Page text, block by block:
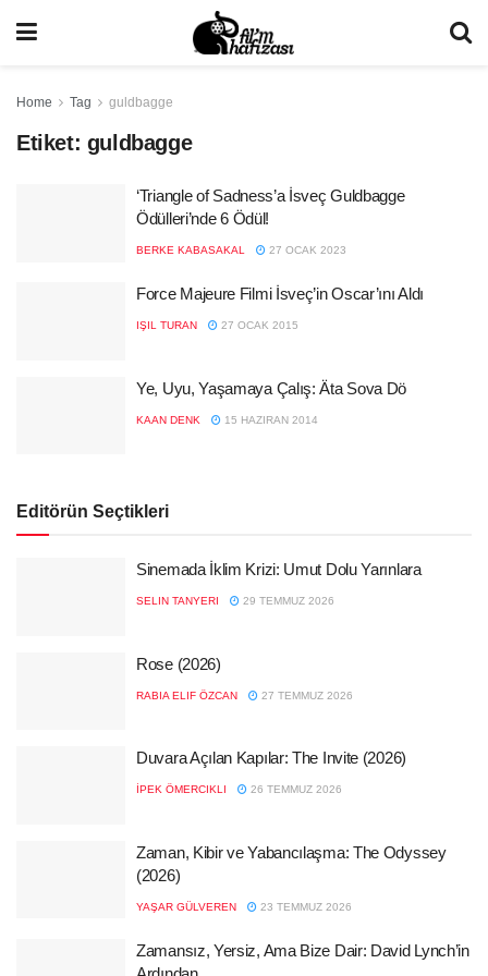
Home Tag guldbagge
Etiket: guldbagge
‘Triangle of Sadness’a İsveç Guldbagge
Ödülleri’nde 6 Ödül!
BERKE KABASAKAL 27 OCAK 2023
Force Majeure Filmi İsveç’in Oscar’ını Aldı
IŞIL TURAN 27 OCAK 2015
Ye, Uyu, Yaşamaya Çalış: Äta Sova Dö
KAAN DENK 15 HAZIRAN 2014
Editörün Seçtikleri
Sinemada İklim Krizi: Umut Dolu Yarınlara
SELIN TANYERI 29 TEMMUZ 2026
Rose (2026)
RABIA ELIF ÖZCAN 27 TEMMUZ 2026
Duvara Açılan Kapılar: The Invite (2026)
İPEK ÖMERCIKLI 26 TEMMUZ 2026
Zaman, Kibir ve Yabancılaşma: The Odyssey
(2026)
YAŞAR GÜLVEREN 23 TEMMUZ 2026
Zamansız, Yersiz, Ama Bize Dair: David Lynch’in